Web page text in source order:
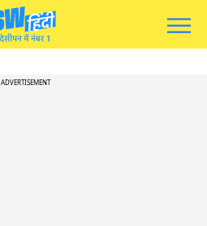
ADVERTISEMENT